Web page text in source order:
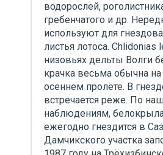
водорослей,
гребенчатого и др.
используют для
листья лотоса. Chlidonias
низовьях дельты Волги
крачка весьма обычна
осеннем пролёте. В
встречается реже. По
наблюдениям,
ежегодно гнездится в
Дамчикского участка